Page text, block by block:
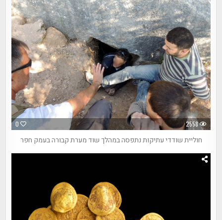
0 2558
חוליית שודדי עתיקות נתפסה במהלך שוד מערת קבורה בעמק חפר